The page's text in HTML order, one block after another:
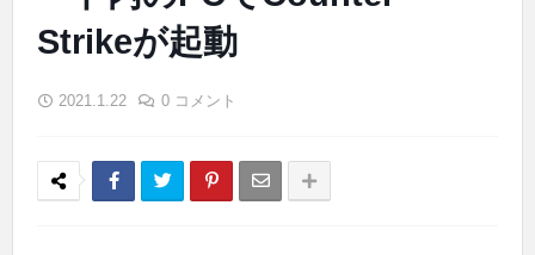
Strikeが起動
2021.1.22 0 コメント